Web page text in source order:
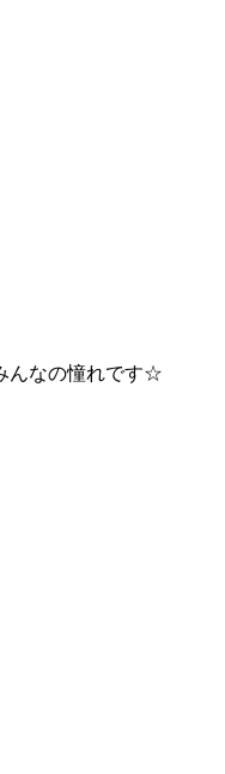
んなの憧れです☆